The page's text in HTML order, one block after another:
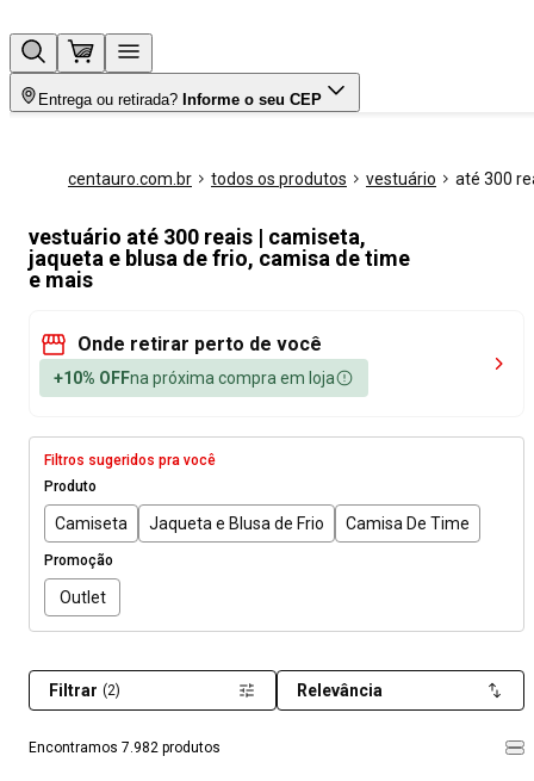
Entrega ou retirada? Informe o seu CEP
centauro.com.br todos os produtos vestuário até 300
vestuário até 300 reais | camiseta,
jaqueta e blusa de frio, camisa de time
e mais
Onde retirar perto de você
+10% OFFna próxima compra em loja
Filtros sugeridos pra você
Produto
Camiseta Jaqueta e Blusa de Frio Camisa De Time
Promoção
Outlet
Encontramos 7.982 produtos
Filtrar (2) Relevância